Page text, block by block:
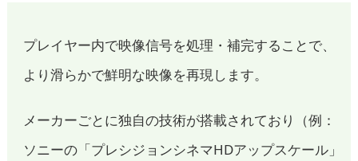
プレイヤー内で映像信号を処理・補完することで、
より滑らかで鮮明な映像を再現します。
メーカーごとに独自の技術が搭載されており（例：
ソニーの「プレシジョンシネマHDアップスケール」